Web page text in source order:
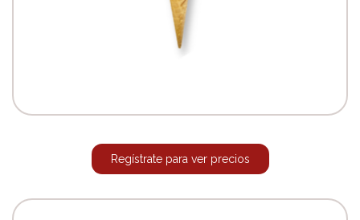
Regístrate para ver precios